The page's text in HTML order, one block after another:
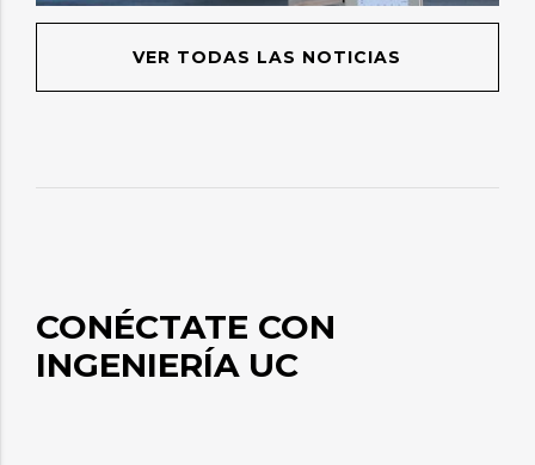
VER TODAS LAS NOTICIAS
CONÉCTATE CON
INGENIERÍA UC